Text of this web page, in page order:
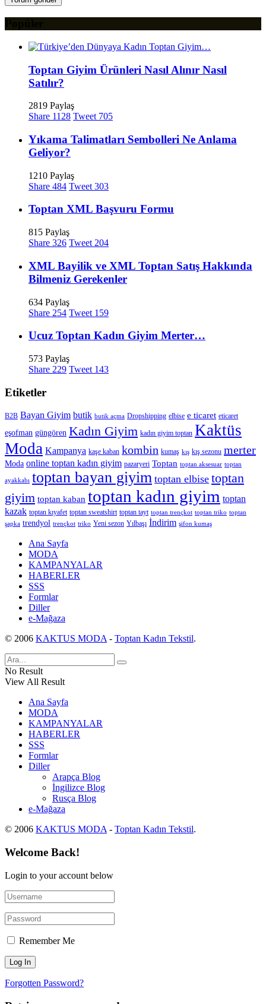
Toptan Giyim Ürünleri Nasıl Alınır Nasıl
Satılır?
2819 Paylaş
Share 1128 Tweet 705
Yıkama Talimatları Sembolleri Ne Anlama
Geliyor?
1210 Paylaş
Share 484 Tweet 303
Toptan XML Başvuru Formu
815 Paylaş
Share 326 Tweet 204
XML Bayilik ve XML Toptan Satış Hakkında
Bilmeniz Gerekenler
634 Paylaş
Share 254 Tweet 159
Ucuz Toptan Kadın Giyim Merter…
573 Paylaş
Share 229 Tweet 143
Etiketler
B2B Bayan Giyim butik butik açma Dropshipping elbise e ticaret eticaret
eşofman güngören Kadın Giyim kadın giyim toptan Kaktüs
Moda Kampanya kaşe kaban kombin kumaş kış kış sezonu merter
Moda online toptan kadın giyim pazaryeri Toptan toptan aksesuar toptan
ayakkabı toptan bayan giyim toptan elbise toptan
giyim toptan kaban toptan kadın giyim toptan
kazak toptan kıyafet toptan sweatshirt toptan tayt toptan trençkot toptan triko toptan
şapka trendyol trençkot triko Yeni sezon Yılbaşı İndirim şifon kumaş
Ana Sayfa
MODA
KAMPANYALAR
HABERLER
SSS
Formlar
Diller
e-Mağaza
© 2006 KAKTUS MODA- Toptan Kadın Tekstil.
No Result
View All Result
Ana Sayfa
MODA
KAMPANYALAR
HABERLER
SSS
Formlar
Diller
Arapça Blog
İngilizce Blog
Rusça Blog
e-Mağaza
© 2006 KAKTUS MODA- Toptan Kadın Tekstil.
Welcome Back!
Login to your account below
Remember Me
Forgotten Password?